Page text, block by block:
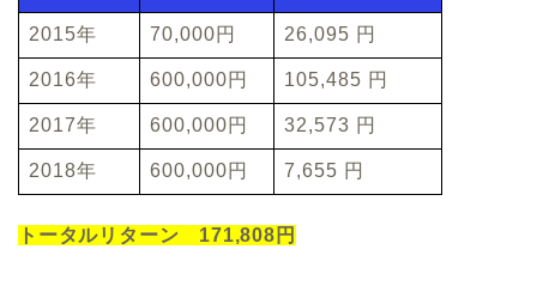
2015年 70,000円 26,095 円
2016年 600,000円 105,485 円
2017年 600,000円 32,573 円
2018年 600,000円 7,655 円
トータルリターン 171,808円